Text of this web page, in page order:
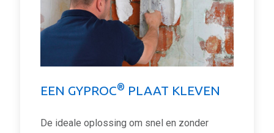
EEN GYPROC® PLAAT KLEVEN
De ideale oplossing om snel en zonder